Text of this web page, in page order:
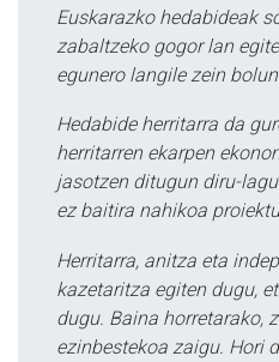
Euskarazko hedabideak
zabaltzeko gogor lan
egunero langile zein
Hedabide herritarra da
herritarren ekarpen
jasotzen ditugun diru-
ez baitira nahikoa
Herritarra, anitza eta
kazetaritza egiten dugu,
dugu. Baina horretarako,
ezinbestekoa zaigu. Hori